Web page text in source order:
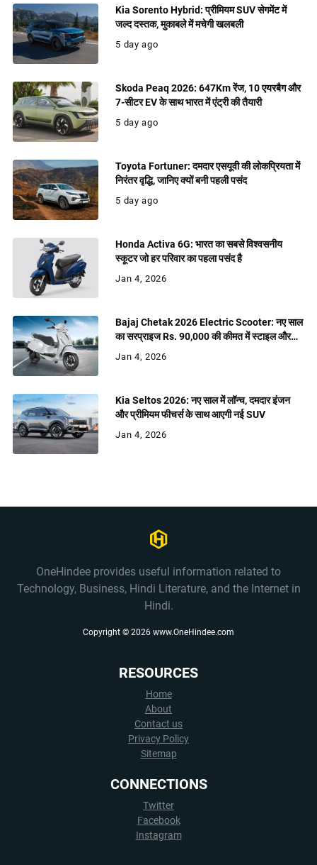
Kia Sorento Hybrid: प्रीमियम SUV सेगमेंट में
जल्द दस्तक, मुकाबले में मचेगी खलबली
5 day ago
Skoda Peaq 2026: 647Km रेंज, 10 एयरबैग और
7-सीटर EV के साथ भारत में एंट्री की तैयारी
5 day ago
Toyota Fortuner: दमदार एसयूवी की लोकप्रियता में
निरंतर वृद्धि, जानिए क्यों बनी पहली पसंद
5 day ago
Honda Activa 6G: भारत का सबसे विश्वसनीय
स्कूटर जो हर परिवार का पहला पसंद है
Jan 4, 2026
Bajaj Chetak 2026 Electric Scooter: नए साल
का सरप्राइज Rs. 90,000 की कीमत में स्टाइल और
शक्ति
Jan 4, 2026
Kia Seltos 2026: नए साल में लॉन्च, दमदार इंजन
और प्रीमियम फीचर्स के साथ आएगी नई SUV
Jan 4, 2026
OneHindee provides useful information related to
Technology, Business, Hindi Literature, and the Internet in
Hindi.
Copyright © 2026 www.OneHindee.com
RESOURCES
Home
About
Contact us
Privacy Policy
Sitemap
CONNECTIONS
Twitter
Facebook
Instagram